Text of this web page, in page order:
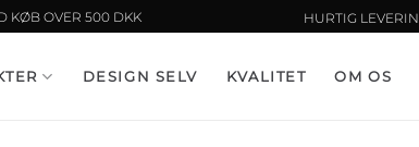
KØB OVER 500 DKK HURTIG
DESIGN SELV KVALITET OM OS